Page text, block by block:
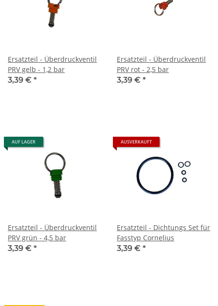
Ersatzteil - Überdruckventil
PRV gelb - 1,2 bar
3,39 € *
Ersatzteil - Überdruckventil
PRV rot - 2,5 bar
3,39 € *
AUF LAGER
Ersatzteil - Überdruckventil
PRV grün - 4,5 bar
3,39 € *
AUSVERKAUFT
Ersatzteil - Dichtungs Set für
Fasstyp Cornelius
3,39 € *